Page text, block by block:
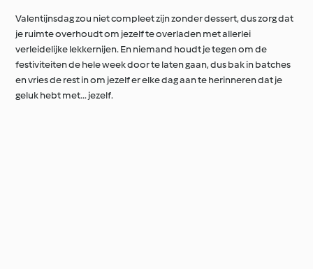
Valentijnsdag zou niet compleet zijn zonder dessert, dus zorg dat
je ruimte overhoudt om jezelf te overladen met allerlei
verleidelijke lekkernijen. En niemand houdt je tegen om de
festiviteiten de hele week door te laten gaan, dus bak in batches
en vries de rest in om jezelf er elke dag aan te herinneren dat je
geluk hebt met... jezelf.